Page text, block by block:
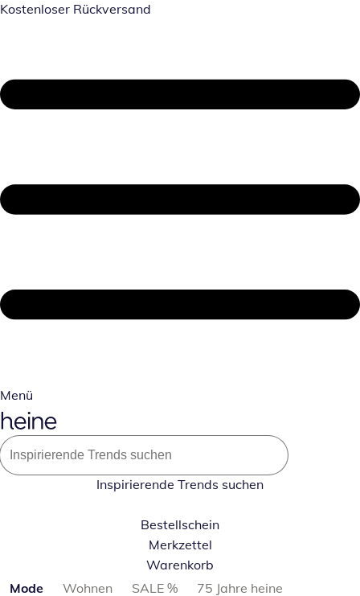
Kostenloser Rückversand
Menü
Inspirierende Trends suchen
Bestellschein
Merkzettel
Warenkorb
Produktkategorien überspringen
Mode Wohnen SALE %
75 Jahre heine